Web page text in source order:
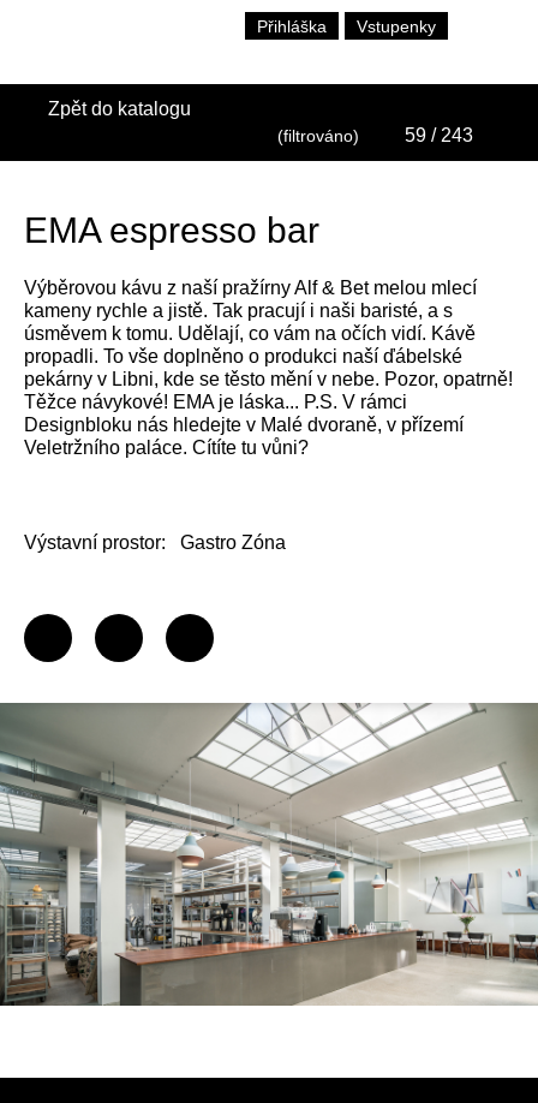
Přihláška Vstupenky
Zpět do katalogu
(filtrováno) 59 / 243
EMA espresso bar
Výběrovou kávu z naší pražírny Alf & Bet melou mlecí
kameny rychle a jistě. Tak pracují i naši baristé, a s
úsměvem k tomu. Udělají, co vám na očích vidí. Kávě
propadli. To vše doplněno o produkci naší ďábelské
pekárny v Libni, kde se těsto mění v nebe. Pozor, opatrně!
Těžce návykové! EMA je láska... P.S. V rámci
Designbloku nás hledejte v Malé dvoraně, v přízemí
Veletržního paláce. Cítíte tu vůni?
Výstavní prostor: Gastro Zóna